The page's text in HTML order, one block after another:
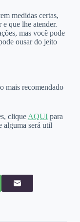
medidas certas,
que lhe atender.
mas você pode
ousar do jeito
mais recomendado
clique AQUIpara
alguma será util